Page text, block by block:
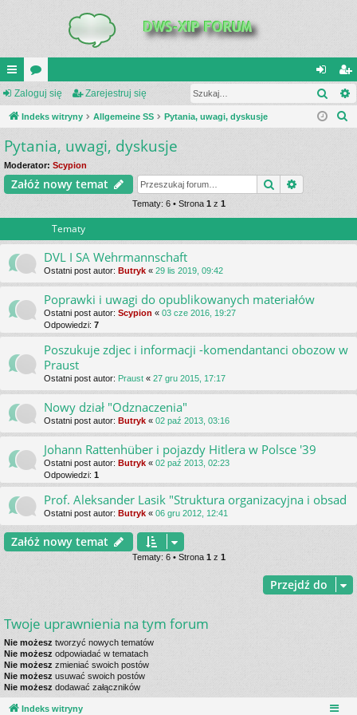
UI
C
K
_L
IN
or
a
al
og
ar
ej
Zaloguj się Zarejestruj się
Indeks witryny Allgemeine SS Pytania, uwagi, dyskusje
Pytania, uwagi, dyskusje
Moderator: Scypion
Załóż nowy temat Szukaj
Tematy: 6 • Strona 1 z 1
Tematy
DVL I SA Wehrmannschaft
Ostatni post autor: Butryk « 29 lis 2019, 09:42
Poprawki i uwagi do opublikowanych materiałów
Ostatni post autor: Scypion « 03 cze 2016, 19:27
Odpowiedzi: 7
Poszukuje zdjec i informacji -komendantanci obozow w
Praust
Ostatni post autor: Praust « 27 gru 2015, 17:17
Nowy dział "Odznaczenia"
Ostatni post autor: Butryk « 02 paź 2013, 03:16
Johann Rattenhüber i pojazdy Hitlera w Polsce '39
Ostatni post autor: Butryk « 02 paź 2013, 02:23
Odpowiedzi: 1
Prof. Aleksander Lasik "Struktura organizacyjna i obsad
Ostatni post autor: Butryk « 06 gru 2012, 12:41
Załóż nowy temat
Tematy: 6 • Strona 1 z 1
Przejdź do
Twoje uprawnienia na tym forum
Nie możesz tworzyć nowych tematów
Nie możesz odpowiadać w tematach
Nie możesz zmieniać swoich postów
Nie możesz usuwać swoich postów
Nie możesz dodawać załączników
Indeks witryny